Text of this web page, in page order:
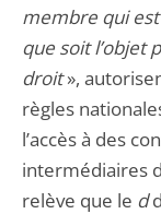
membre qui
que soit l’objet
droit»,
règles
l’accès à des
intermédiaires
relève que le d